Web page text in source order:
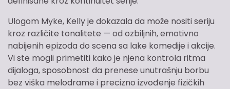
Ulogom Myke, Kelly je dokazala da može nositi seriju
kroz različite tonalitete — od ozbiljnih, emotivno
nabijenih epizoda do scena sa lake komedije i akcije.
Vi ste mogli primetiti kako je njena kontrola ritma
dijaloga, sposobnost da prenese unutrašnju borbu
bez viška melodrame i precizno izvođenje fizičkih